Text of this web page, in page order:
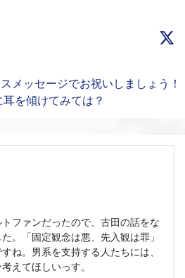
メッセージでお祝いしましょう！
を傾けてみては？
ファンだったので、古田の話をな
。「固定観念は悪、先入観は罪」
ね。男系を支持する人たちには、
えてほしいっす。